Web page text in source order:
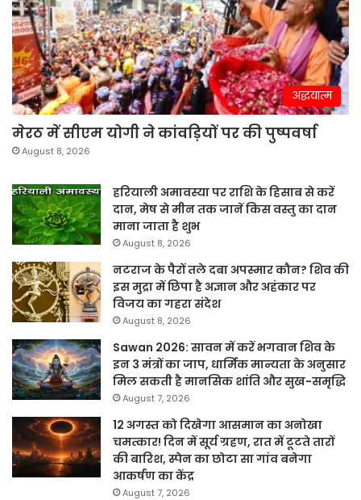
अद्धयात्म
मेरठ में सीएम योगी ने कांवड़ियों पर की पुष्पवर्षा
August 8, 2026
हरियाली अमावस्या पर राशि के हिसाब से करें
दान, मेष से मीन तक जानें किस वस्तु का दान
माना जाता है शुभ
August 8, 2026
नटराज के पैरों तले दबा अपस्मार कौन? शिव की
इस मुद्रा में छिपा है अज्ञान और अहंकार पर
विजय का गहरा संदेश
August 8, 2026
Sawan 2026: सावन में करें भगवान शिव के
इन 3 मंत्रों का जाप, धार्मिक मान्यता के अनुसार
मिल सकती है मानसिक शांति और सुख-समृद्धि
August 7, 2026
12 अगस्त को दिखेगा आसमान का अनोखा
चमत्कार! दिन में सूर्य ग्रहण, रात में टूटते तारों
की बारिश, स्पेन का छोटा सा गांव बनेगा
आकर्षण का केंद्र
August 7, 2026